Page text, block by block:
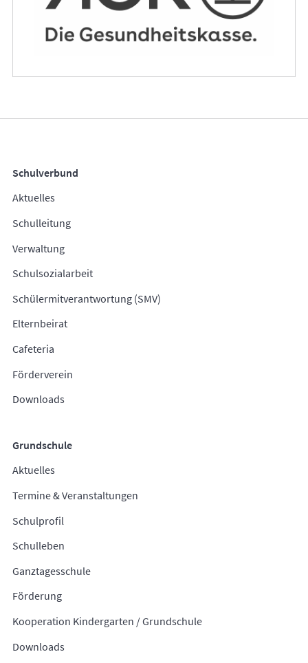
Schulverbund
Aktuelles
Schulleitung
Verwaltung
Schulsozialarbeit
Schülermitverantwortung (SMV)
Elternbeirat
Cafeteria
Förderverein
Downloads
Grundschule
Aktuelles
Termine & Veranstaltungen
Schulprofil
Schulleben
Ganztagesschule
Förderung
Kooperation Kindergarten / Grundschule
Downloads